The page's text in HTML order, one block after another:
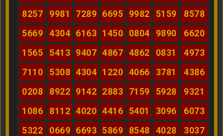
8257
9981 7289 6695 9982 5159
8578
5669
4304 6163 1450 0804 9890
6620
1565
5413 9407 4867 4862 0831
4973
7110
5308 4304 1220 4066 3781
4386
0208
8922 9142 2883 7159 5928
9321
1086
8112 4020 4416 5401 3096
6073
5322
0669 6693 5869 8548 4028
3037